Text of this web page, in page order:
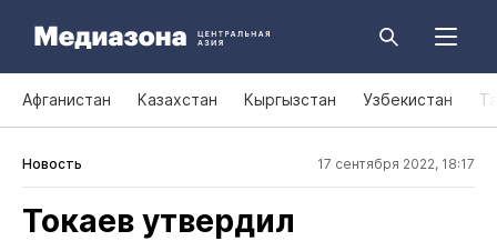
Афганистан Казахстан Кыргызстан Узбекистан
Новость 17 сентября 2022, 18:17
Токаев утвердил